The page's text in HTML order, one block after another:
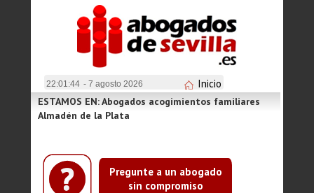
22:01:44 - 7 agosto 2026 Inicio
Pregunte a un abogado
sin compromiso
ESTAMOS EN: Abogados acogimientos familiares
Almadén de la Plata